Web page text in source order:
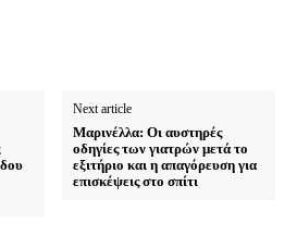
Next article
Μαρινέλλα: Οι αυστηρές
οδηγίες των γιατρών μετά το
εξιτήριο και η απαγόρευση για
επισκέψεις στο σπίτι